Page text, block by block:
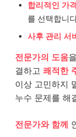
합리적인 가격
를 선택합니
사후 관리 서
전문가의 도움
결하고 쾌적한
이상 고민하지
누수 문제를 해
전문가와 함께